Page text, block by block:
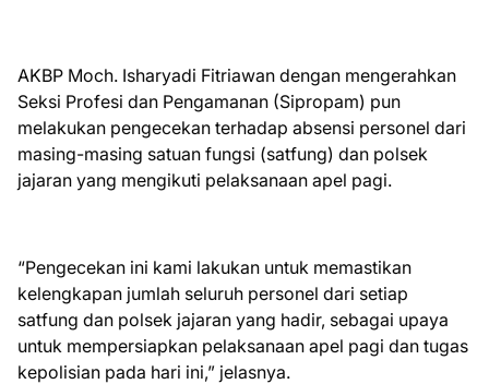
AKBP Moch. Isharyadi Fitriawan dengan mengerahkan
Seksi Profesi dan Pengamanan (Sipropam) pun
melakukan pengecekan terhadap absensi personel dari
masing-masing satuan fungsi (satfung) dan polsek
jajaran yang mengikuti pelaksanaan apel pagi.
“Pengecekan ini kami lakukan untuk memastikan
kelengkapan jumlah seluruh personel dari setiap
satfung dan polsek jajaran yang hadir, sebagai upaya
untuk mempersiapkan pelaksanaan apel pagi dan tugas
kepolisian pada hari ini,” jelasnya.